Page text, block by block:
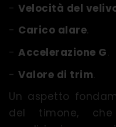
- Velocità del
- Carico alare.
- Accelerazione G.
- Valore di trim.
Un aspetto
del timone, che